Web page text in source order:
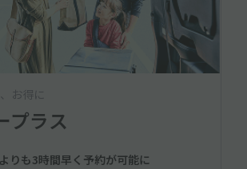
お得に
プラス
りも3時間早く予約が可能に